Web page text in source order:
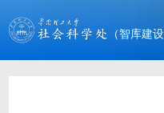
（智库建